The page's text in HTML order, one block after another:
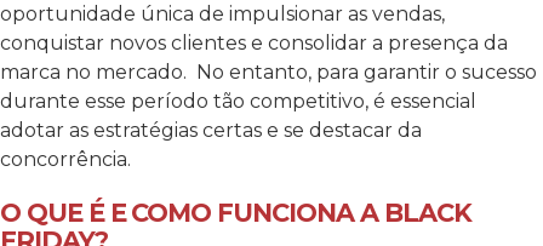
oportunidade única de impulsionar as vendas,
conquistar novos clientes e consolidar a presença da
marca no mercado. No entanto, para garantir o sucesso
durante esse período tão competitivo, é essencial
adotar as estratégias certas e se destacar da
concorrência.
O QUE É E COMO FUNCIONA A BLACK